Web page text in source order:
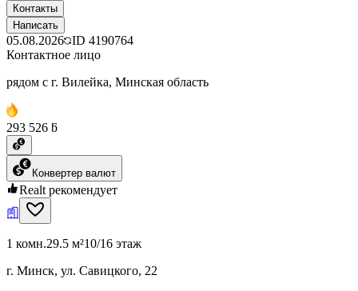
Контакты
Написать
05.08.2026 ID 4190764
Контактное лицо
рядом с г. Вилейка, Минская область
293 526 ƃ
Конвертер валют
Realt рекомендует
1 комн.29.5 м²10/16 этаж
г. Минск, ул. Савицкого, 22